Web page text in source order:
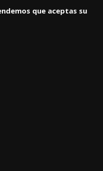
que aceptas su